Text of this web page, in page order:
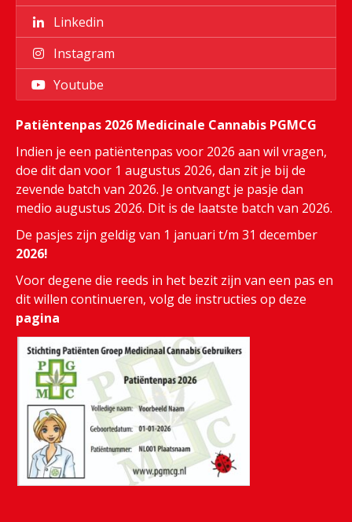
Linkedin
Instagram
Youtube
Patiëntenpas 2026 Medicinale Cannabis PGMCG
Indien je een patiëntenpas voor 2026 aan wil vragen,
doe dit dan voor 1 augustus 2026, dan zit je bij de
zevende batch van 2026. Je ontvangt je pasje dan
medio augustus 2026. Dit is de laatste batch van 2026.
De pasjes zijn geldig van 1 januari t/m 31 december
2026!
Voor degene die reeds in het bezit zijn van een pas en
dit willen continueren, volg de instructies op deze
pagina